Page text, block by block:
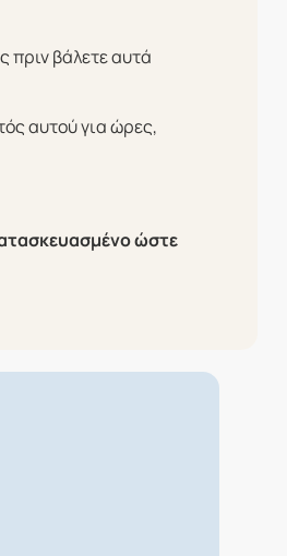
πριν βάλετε αυτά
αυτού για ώρες,
ώστε